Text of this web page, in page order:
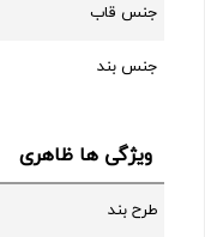
جنس قاب
جنس بند
ویژگی ها ظاهری
طرح بند